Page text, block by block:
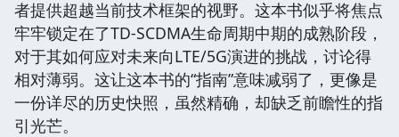
者提供超越当前技术框架的视野。这本书似乎将焦点
牢牢锁定在了TD-SCDMA生命周期中期的成熟阶段，
对于其如何应对未来向LTE/5G演进的挑战，讨论得
相对薄弱。这让这本书的“指南”意味减弱了，更像是
一份详尽的历史快照，虽然精确，却缺乏前瞻性的指
引光芒。